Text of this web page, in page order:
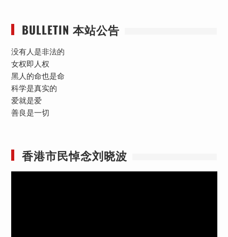
BULLETIN 本站公告
没有人是非法的
女权即人权
黑人的命也是命
科学是真实的
爱就是爱
善良是一切
香港市民悼念刘晓波